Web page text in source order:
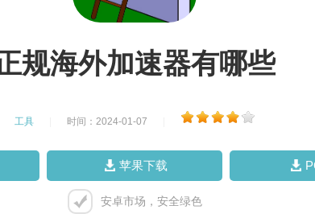
规海外加速器有哪些
工具 时间：2024-01-07
苹果下载
安卓市场，安全绿色